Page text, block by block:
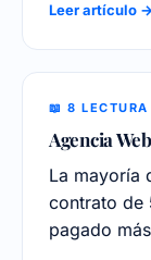
Leer artículo →
📖 8 LECTURA
Agencia
La mayoría
contrato de
pagado